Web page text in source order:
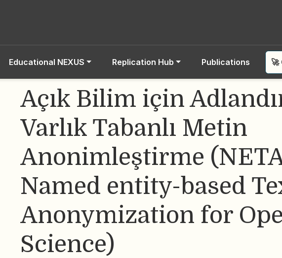
Educational NEXUS Replication Hub Publications 🚀
Açık Bilim için
Varlık Tabanlı Metin
Anonimleştirme
Named entity-based
Anonymization for
Science)